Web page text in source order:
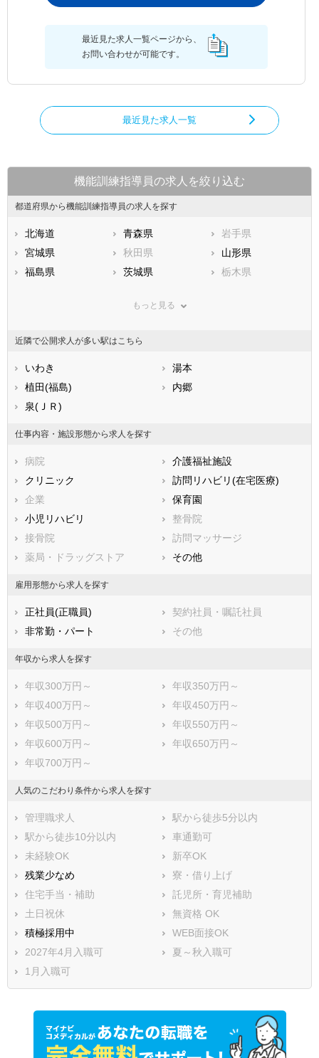
最近見た求人一覧ページから、
お問い合わせが可能です。
最近見た求人一覧
機能訓練指導員の求人を絞り込む
都道府県から機能訓練指導員の求人を探す
北海道 青森県
岩手県
宮城県
秋田県
山形県
福島県
茨城県
栃木県
神奈川県
石川県
福井県
静岡県
滋賀県
兵庫県
香川県
高知県
福岡県
長崎県
熊本県
鹿児島県
もっと見る
近隣で公開求人が多い駅はこちら
いわき
湯本
植田(福島)
内郷
泉(ＪＲ)
仕事内容・施設形態から求人を探す
病院
介護福祉施設
クリニック
訪問リハビリ(在宅医療)
企業
保育園
小児リハビリ
整骨院
接骨院
訪問マッサージ
薬局・ドラッグストア
その他
雇用形態から求人を探す
正社員(正職員)
契約社員・嘱託社員
非常勤・パート
その他
年収から求人を探す
年収300万円～
年収350万円～
年収400万円～
年収450万円～
年収500万円～
年収550万円～
年収600万円～
年収650万円～
年収700万円～
人気のこだわり条件から求人を探す
管理職求人
駅から徒歩5分以内
駅から徒歩10分以内
車通勤可
未経験OK
新卒OK
残業少なめ
寮・借り上げ
住宅手当・補助
託児所・育児補助
土日祝休
無資格 OK
積極採用中
WEB面接OK
2027年4月入職可
夏～秋入職可
1月入職可